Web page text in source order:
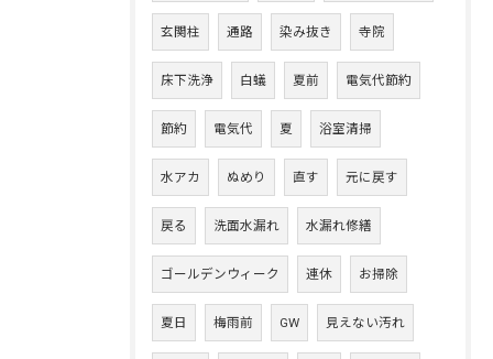
玄関柱 通路 染み抜き 寺院
床下洗浄 白蟻 夏前 電気代節約
節約 電気代 夏 浴室清掃
水アカ ぬめり 直す 元に戻す
戻る 洗面水漏れ 水漏れ修繕
ゴールデンウィーク 連休 お掃除
夏日 梅雨前 GW 見えない汚れ